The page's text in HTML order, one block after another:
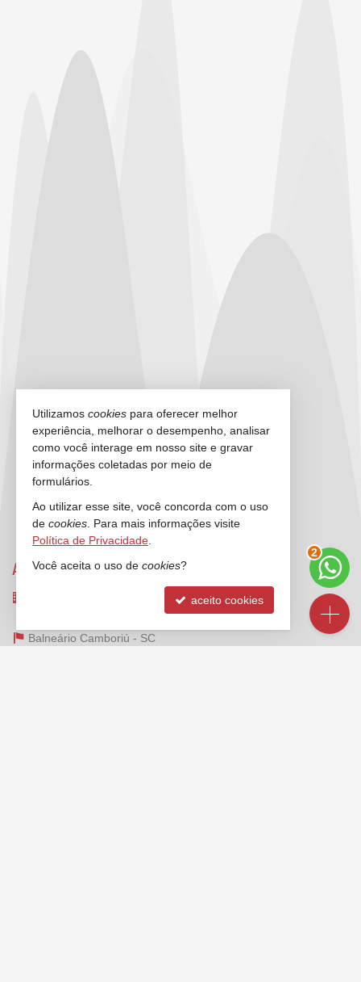
ANCORADOURO IMÓVEIS
Rua 3000, nº 212 - sala 2 e 3
Balneário Camboriú - SC
3
Utilizamos cookies para oferecer melhor
experiência, melhorar o desempenho, analisar
como você interage em nosso site e gravar
informações coletadas por meio de
formulários.
Ao utilizar esse site, você concorda com o uso
de cookies . Para mais informações visite
Política de Privacidade
Você aceita o uso de cookies?
aceito cookies